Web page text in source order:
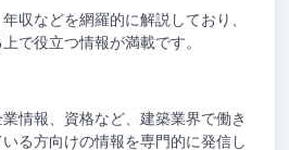
収などを網羅的に解説しており、
で役立つ情報が満載です。
情報、資格など、建築業界で働き
る方向けの情報を専門的に発信し